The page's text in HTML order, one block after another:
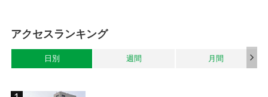
アクセスランキング
日別 週間 月間